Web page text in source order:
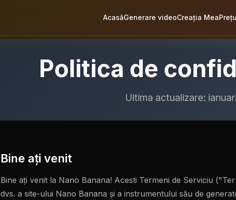
AcasăGenerare videoCreația Mea
Politica de
Ultima actualizare:
Bine aţi venit
Bine ați venit la Nano Banana! Acesti Termeni de Serviciu
dvs. a site-ului Nano Banana și a instrumentului său de